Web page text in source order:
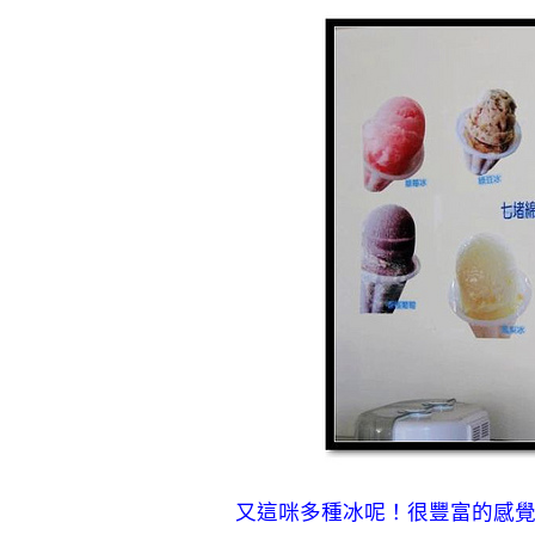
又這咪多種冰呢！很豐富的感